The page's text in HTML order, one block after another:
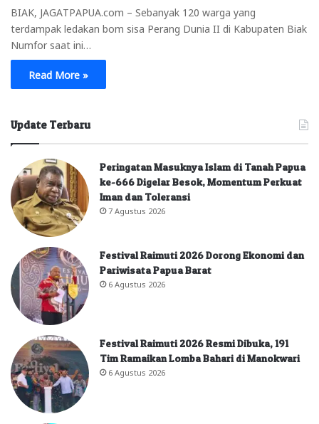
BIAK, JAGATPAPUA.com – Sebanyak 120 warga yang
terdampak ledakan bom sisa Perang Dunia II di Kabupaten Biak
Numfor saat ini…
Read More »
Update Terbaru
Peringatan Masuknya Islam di Tanah Papua
ke-666 Digelar Besok, Momentum Perkuat
Iman dan Toleransi
7 Agustus 2026
Festival Raimuti 2026 Dorong Ekonomi dan
Pariwisata Papua Barat
6 Agustus 2026
Festival Raimuti 2026 Resmi Dibuka, 191
Tim Ramaikan Lomba Bahari di Manokwari
6 Agustus 2026